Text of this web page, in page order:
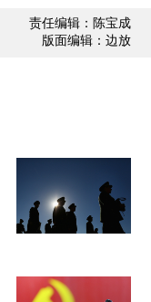
责任编辑：陈宝成
版面编辑：边放